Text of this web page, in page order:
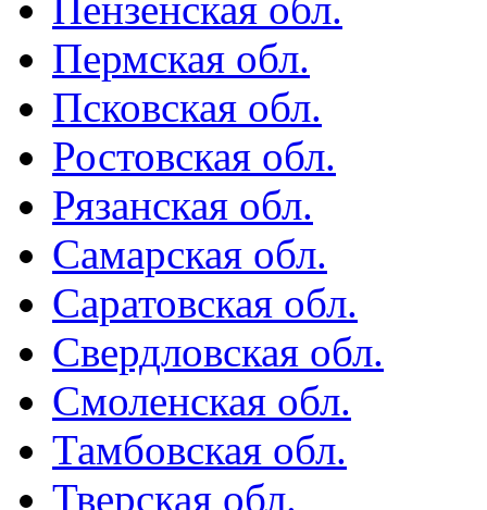
Пензенская обл.
Пермская обл.
Псковская обл.
Ростовская обл.
Рязанская обл.
Самарская обл.
Саратовская обл.
Свердловская обл.
Смоленская обл.
Тамбовская обл.
Тверская обл.